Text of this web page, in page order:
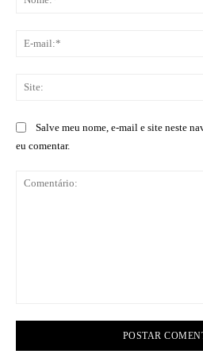
Salve meu nome, e-mail e site neste
eu comentar.